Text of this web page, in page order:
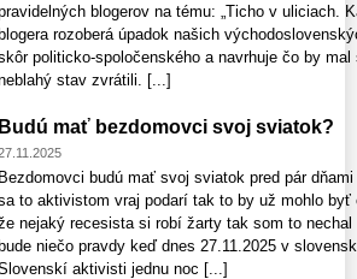
blogerov na tému: „Ticho v uliciach.
rozoberá úpadok našich
politicko-spoločenského a navrhuje čo by
stav zvrátili. [...]
Budú mať bezdomovci svoj sviatok?
Bezdomovci budú mať svoj sviatok pred pár
to aktivistom vraj podarí tak to by už mohlo byť
nejaký recesista si robí žarty tak som to
niečo pravdy keď dnes 27.11.2025 v
aktivisti jednu noc [...]